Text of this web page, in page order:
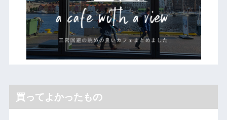
買ってよかったもの